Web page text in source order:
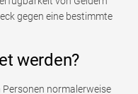
gegen eine bestimmte
werden?
normalerweise